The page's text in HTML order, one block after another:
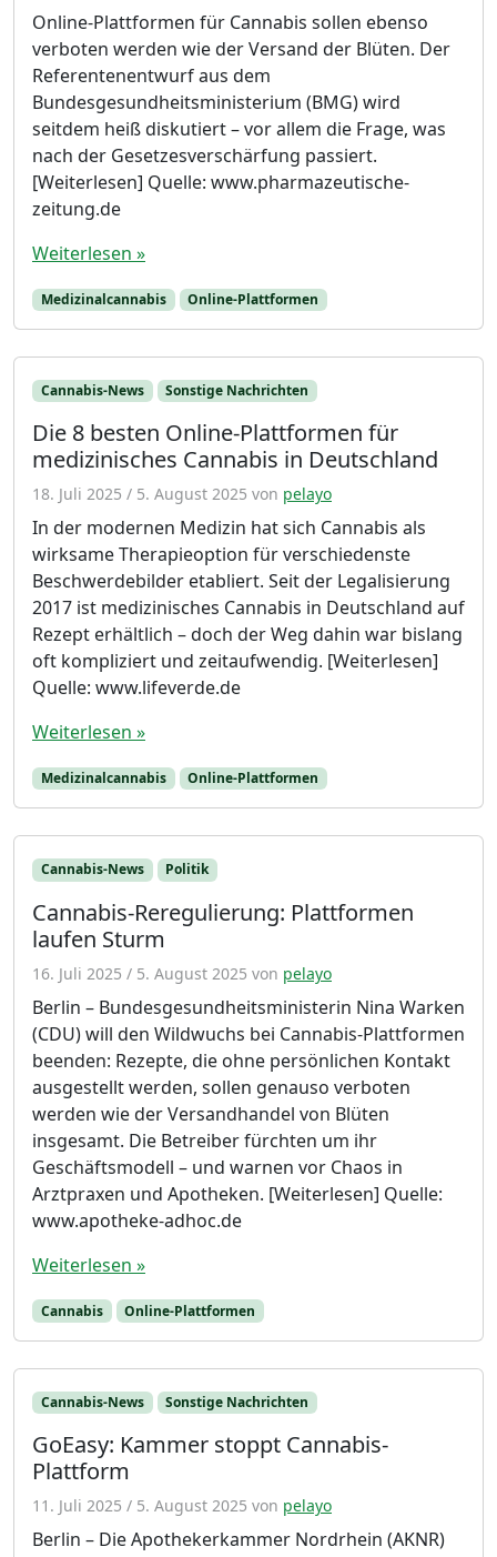
Online-Plattformen für Cannabis sollen ebenso
verboten werden wie der Versand der Blüten. Der
Referentenentwurf aus dem
Bundesgesundheitsministerium (BMG) wird
seitdem heiß diskutiert – vor allem die Frage, was
nach der Gesetzesverschärfung passiert.
[Weiterlesen] Quelle: www.pharmazeutische-
zeitung.de
Weiterlesen »
Medizinalcannabis Online-Plattformen
Cannabis-News Sonstige Nachrichten
Die 8 besten Online-Plattformen für
medizinisches Cannabis in Deutschland
18. Juli 2025 / 5. August 2025 von pelayo
In der modernen Medizin hat sich Cannabis als
wirksame Therapieoption für verschiedenste
Beschwerdebilder etabliert. Seit der Legalisierung
2017 ist medizinisches Cannabis in Deutschland auf
Rezept erhältlich – doch der Weg dahin war bislang
oft kompliziert und zeitaufwendig. [Weiterlesen]
Quelle: www.lifeverde.de
Weiterlesen »
Medizinalcannabis Online-Plattformen
Cannabis-News Politik
Cannabis-Reregulierung: Plattformen
laufen Sturm
16. Juli 2025 / 5. August 2025 von pelayo
Berlin – Bundesgesundheitsministerin Nina Warken
(CDU) will den Wildwuchs bei Cannabis-Plattformen
beenden: Rezepte, die ohne persönlichen Kontakt
ausgestellt werden, sollen genauso verboten
werden wie der Versandhandel von Blüten
insgesamt. Die Betreiber fürchten um ihr
Geschäftsmodell – und warnen vor Chaos in
Arztpraxen und Apotheken. [Weiterlesen] Quelle:
www.apotheke-adhoc.de
Weiterlesen »
Cannabis Online-Plattformen
Cannabis-News Sonstige Nachrichten
GoEasy: Kammer stoppt Cannabis-
Plattform
11. Juli 2025 / 5. August 2025 von pelayo
Berlin – Die Apothekerkammer Nordrhein (AKNR)